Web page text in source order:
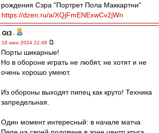
рождения Сэра "Портрет Пола Маккартни"
https://dzen.ru/a/XQjFmENExwCv2jWn
Gt3 -
18 июн 2024 22:48
Порты шикарные!
Но в обороне играть не любят, не хотят и не
очень хорошо умеют.
Из обороны выходят пипец как круто! Техника
запредельная.
Один момент интересный: в начале матча